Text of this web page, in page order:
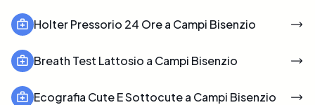
Holter Pressorio 24 Ore a Campi Bisenzio
Breath Test Lattosio a Campi Bisenzio
Ecografia Cute E Sottocute a Campi Bisenzio